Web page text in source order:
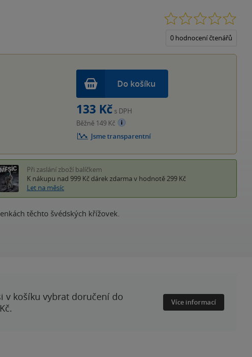
0 hodnocení čtenářů
Do košíku
133 Kč s DPH
Běžně 149 Kč
Jsme transparentní
Při zaslání zboží balíčkem
K nákupu nad 999 Kč dárek zdarma v hodnotě 299 Kč
Let na měsíc
těchto švédských křížovek.
v košíku vybrat doručení do
Více informací